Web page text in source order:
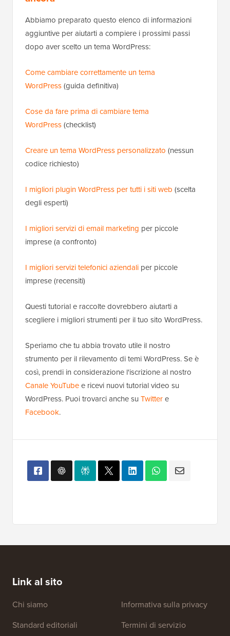
Abbiamo preparato questo elenco di informazioni
aggiuntive per aiutarti a compiere i prossimi passi
dopo aver scelto un tema WordPress:
Come cambiare correttamente un tema
WordPress(guida definitiva)
Cose da fare prima di cambiare tema
WordPress(checklist)
Creare un tema WordPress personalizzato (nessun
codice richiesto)
I migliori plugin WordPress per tutti i siti web (scelta
degli esperti)
I migliori servizi di email marketing per piccole
imprese (a confronto)
I migliori servizi telefonici aziendali per piccole
imprese (recensiti)
Questi tutorial e raccolte dovrebbero aiutarti a
scegliere i migliori strumenti per il tuo sito WordPress.
Speriamo che tu abbia trovato utile il nostro
strumento per il rilevamento di temi WordPress. Se è
così, prendi in considerazione l'iscrizione al nostro
Canale YouTubee ricevi nuovi tutorial video su
WordPress. Puoi trovarci anche su Twittere
Facebook.
Link al sito
Chi siamo
Standard editoriali
Informativa sulla privacy
Termini di servizio